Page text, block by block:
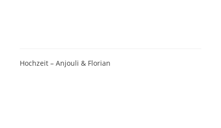
Hochzeit – Anjouli & Florian